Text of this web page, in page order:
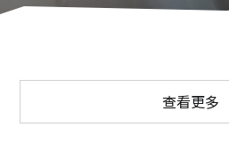
查看更多